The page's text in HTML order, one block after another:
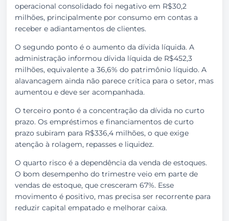
operacional consolidado foi negativo em R$30,2
milhões, principalmente por consumo em contas a
receber e adiantamentos de clientes.
O segundo ponto é o aumento da dívida líquida. A
administração informou dívida líquida de R$452,3
milhões, equivalente a 36,6% do patrimônio líquido. A
alavancagem ainda não parece crítica para o setor, mas
aumentou e deve ser acompanhada.
O terceiro ponto é a concentração da dívida no curto
prazo. Os empréstimos e financiamentos de curto
prazo subiram para R$336,4 milhões, o que exige
atenção à rolagem, repasses e liquidez.
O quarto risco é a dependência da venda de estoques.
O bom desempenho do trimestre veio em parte de
vendas de estoque, que cresceram 67%. Esse
movimento é positivo, mas precisa ser recorrente para
reduzir capital empatado e melhorar caixa.